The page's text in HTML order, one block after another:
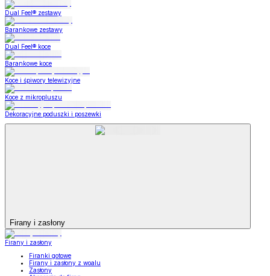
Dual Feel® zestawy
Barankowe zestawy
Dual Feel® koce
Barankowe koce
Koce i śpiwory telewizyjne
Koce z mikropluszu
Dekoracyjne poduszki i poszewki
Firany i zasłony
Firany i zasłony
Firanki gotowe
Firany i zasłony z woalu
Zasłony